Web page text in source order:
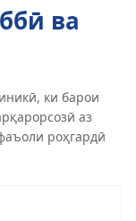
ва
ки барои
аз
роҳгардӣ